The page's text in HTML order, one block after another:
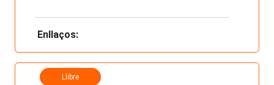
Enllaços:
Llibre